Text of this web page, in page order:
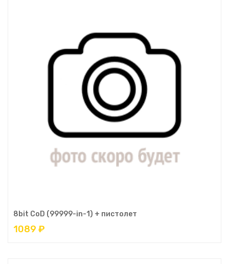
8bit CoD (99999-in-1) + пистолет
1089 ₽